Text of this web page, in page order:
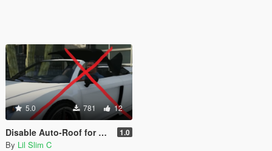
5.0 781 12
Disable Auto-Roof for All Convertible Cars 1.0
By Lil Slim C